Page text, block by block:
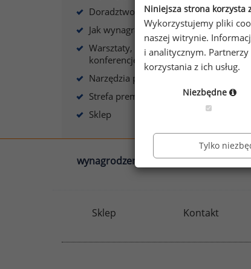
Doradztwo płacowe
Jak wynagradzać?
Warsztaty, szkolenia,
konferencje
Narzędzia płacowe
Strefa premium
Sklep
wynagrodzenia.pl sedlak.pl
Sklep Kontakt
Niniejsza strona korzysta
Wykorzystujemy pliki
naszej witrynie.
i analitycznym.
korzystania z ich usług.
Niezbędne
Tylko